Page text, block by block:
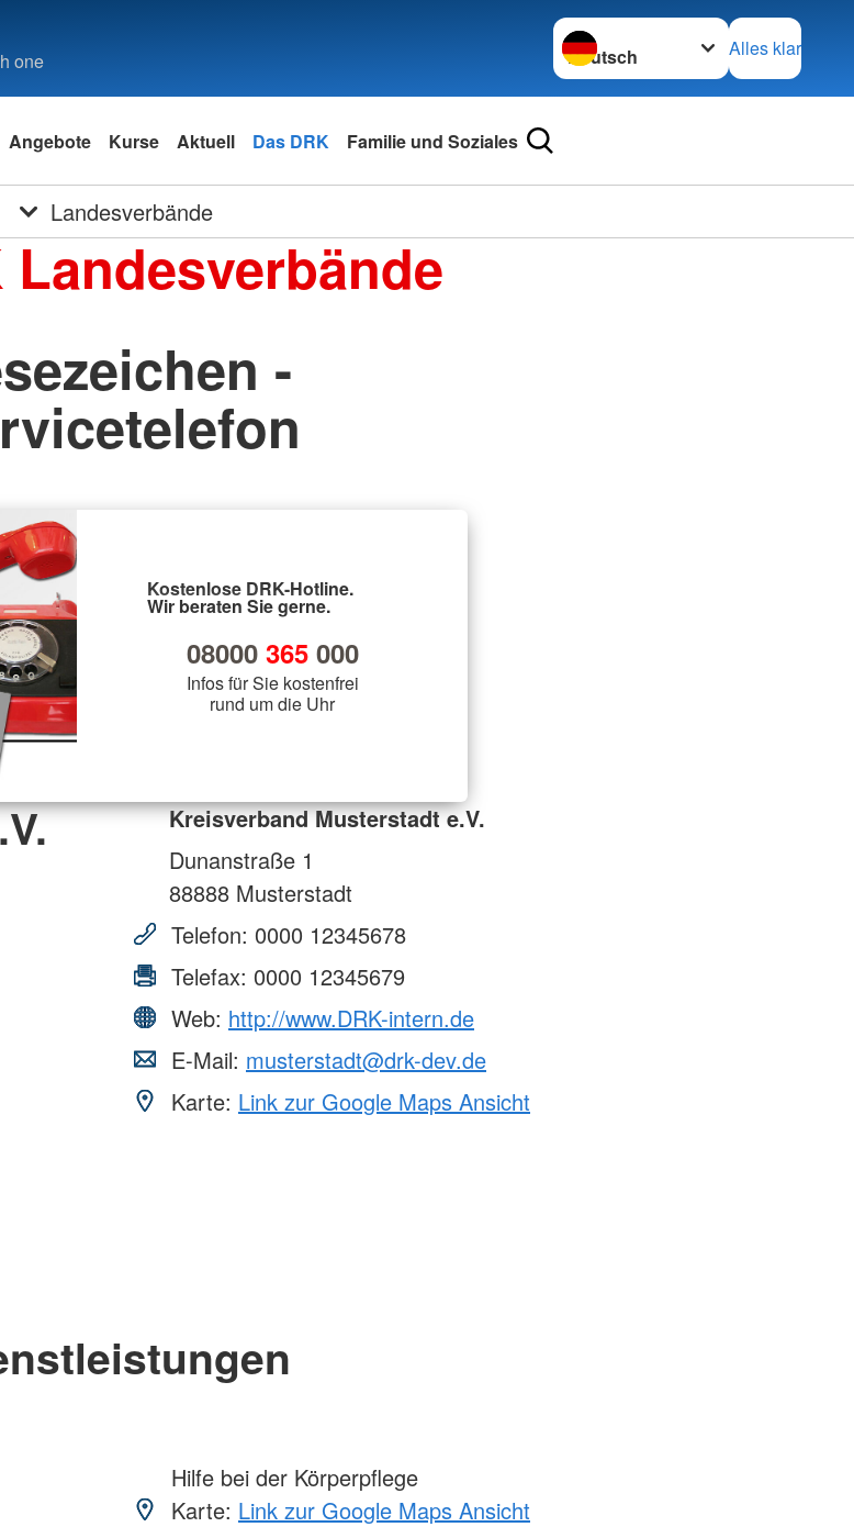
one
Sprache wechseln zu
Alles klar
Angebote Kurse Aktuell Das DRK Familie und Soziales
Landesverbände
Landesverbände
-
Kostenlose DRK-Hotline.
Wir beraten Sie gerne.
08000 365000
Infos für Sie kostenfrei
rund um die Uhr
Kreisverband Musterstadt e.V.
Dunanstraße 1
88888 Musterstadt
Telefon: 0000 12345678
Telefax: 0000 12345679
Web: http://www.DRK-intern.de
E-Mail: musterstadt@drk-dev.de
Karte: Link zur Google Maps Ansicht
Hilfe bei der Körperpflege
Karte: Link zur Google Maps Ansicht